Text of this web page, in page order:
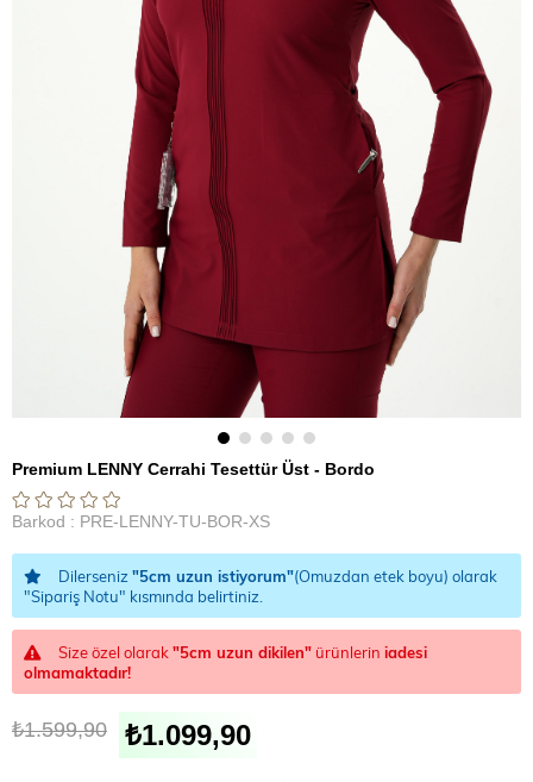
Premium LENNY Cerrahi Tesettür Üst - Bordo
Barkod : PRE-LENNY-TU-BOR-XS
Dilerseniz "5cm uzun istiyorum"(Omuzdan etek boyu) olarak
"Sipariş Notu" kısmında belirtiniz.
Size özel olarak "5cm uzun dikilen" ürünlerin iadesi
olmamaktadır!
₺1.599,90 ₺1.099,90